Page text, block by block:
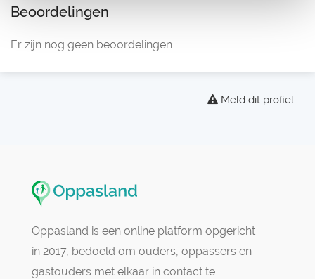
Beoordelingen
Er zijn nog geen beoordelingen
Meld dit profiel
Oppasland is een online platform opgericht
in 2017, bedoeld om ouders, oppassers en
gastouders met elkaar in contact te